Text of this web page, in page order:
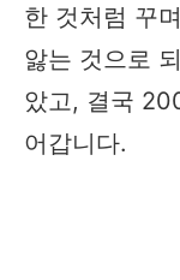
한 것처럼 꾸
앓는 것으로
았고, 결국
어갑니다.